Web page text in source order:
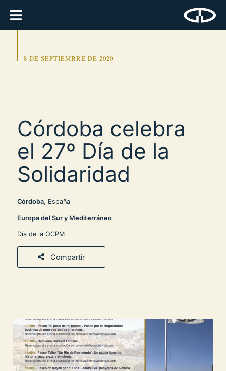
8 DE SEPTIEMBRE DE 2020
Córdoba celebra
el 27º Día de la
Solidaridad
Córdoba, España
Europa del Sur y Mediterráneo
Día de la OCPM
Compartir